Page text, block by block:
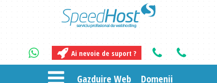
Ai nevoie de suport ?
Gazduire Web Domenii